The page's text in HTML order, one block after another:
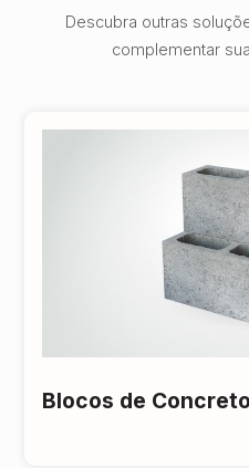
Descubra outras
complementar
Blocos de Concreto